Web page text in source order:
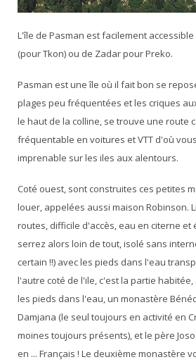
L'île de Pasman est facilement
(pour Tkon) ou de Zadar pour Preko.
Pasman est une île où il fait bon se
plages peu fréquentées et les criques
le haut de la colline, se trouve une route
fréquentable en voitures et VTT d'où
imprenable sur les iles aux alentours.
Coté ouest, sont construites ces petites
louer, appelées aussi maison Robinson.
routes, difficile d'accès, eau en citerne et
serrez alors loin de tout, isolé sans
certain !!) avec les pieds dans l'eau
l'autre coté de l'ile, c'est la partie
les pieds dans l'eau, un monastère
Damjana (le seul toujours en activité en
moines toujours présents), et le père
en ... Français ! Le deuxième monastère